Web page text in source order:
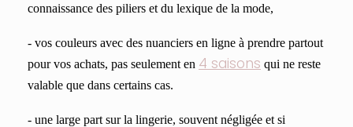
connaissance des piliers et du lexique de la mode,
- vos couleurs avec des nuanciers en ligne à prendre partout
pour vos achats, pas seulement en 4 saisons qui ne reste
valable que dans certains cas.
- une large part sur la lingerie, souvent négligée et si